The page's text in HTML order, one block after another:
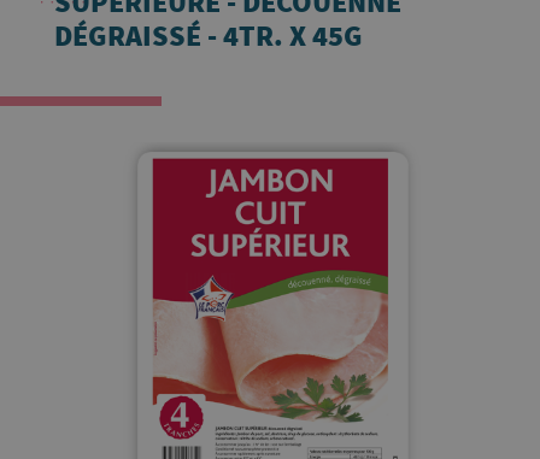
DÉGRAISSÉ - 4TR. X 45G